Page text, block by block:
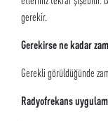
gerekir.
Gerekirse ne kadar
Gerekli görüldüğünde
Radyofrekans